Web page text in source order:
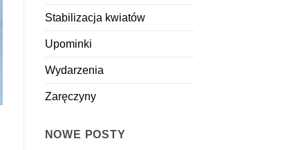
Stabilizacja kwiatów
Upominki
Wydarzenia
Zaręczyny
NOWE POSTY